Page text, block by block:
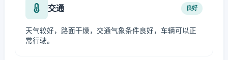
交通 良好
天气较好，路面干燥，交通气象条件良好，车辆可以正
常行驶。